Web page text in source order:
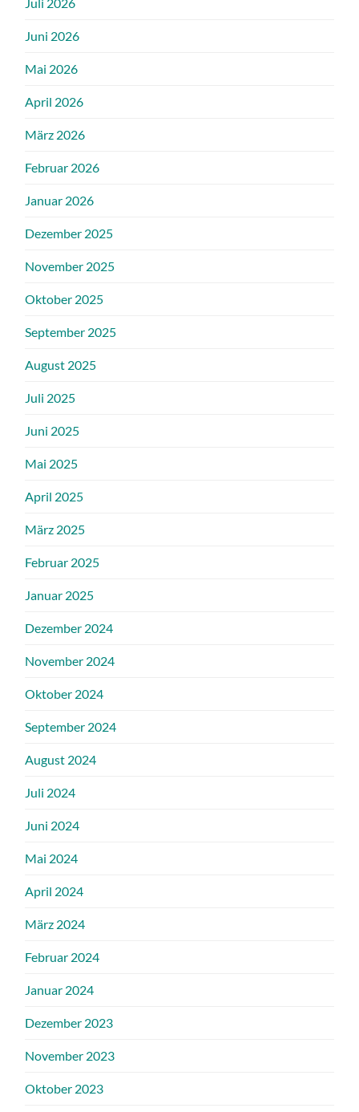
Juni 2026
Mai 2026
April 2026
März 2026
Februar 2026
Januar 2026
Dezember 2025
November 2025
Oktober 2025
September 2025
August 2025
Juli 2025
Juni 2025
Mai 2025
April 2025
März 2025
Februar 2025
Januar 2025
Dezember 2024
November 2024
Oktober 2024
September 2024
August 2024
Juli 2024
Juni 2024
Mai 2024
April 2024
März 2024
Februar 2024
Januar 2024
Dezember 2023
November 2023
Oktober 2023